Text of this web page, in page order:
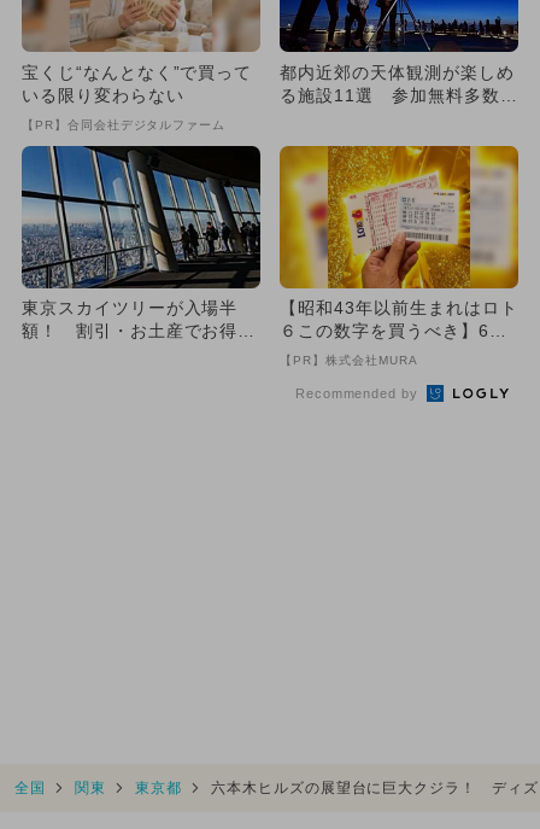
宝くじ“なんとなく”で買って
いる限り変わらない
【PR】合同会社デジタルファーム
都内近郊の天体観測が楽しめ
る施設11選 参加無料多数＆
東京スカイツリーが入場半
額！ 割引・お土産でお得満
【昭和43年以前生まれはロト
６この数字を買うべき】6つ
の数字が「完全一致」する
【PR】株式会社MURA
Recommended by
全国 関東 東京都 六本木ヒルズの展望台に巨大クジラ！ ディ